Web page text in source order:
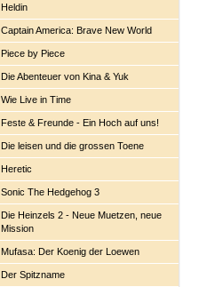
Heldin
Captain America: Brave New World
Piece by Piece
Die Abenteuer von Kina & Yuk
Wie Live in Time
Feste & Freunde - Ein Hoch auf uns!
Die leisen und die grossen Toene
Heretic
Sonic The Hedgehog 3
Die Heinzels 2 - Neue Muetzen, neue
Mission
Mufasa: Der Koenig der Loewen
Der Spitzname